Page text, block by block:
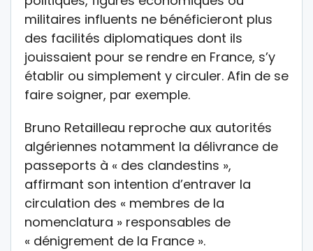
militaires influents ne bénéficieront plus
des facilités diplomatiques dont ils
jouissaient pour se rendre en France, s’y
établir ou simplement y circuler. Afin de se
faire soigner, par exemple.
Bruno Retailleau reproche aux autorités
algériennes notamment la délivrance de
passeports à « des clandestins »,
affirmant son intention d’entraver la
circulation des « membres de la
nomenclatura » responsables de
« dénigrement de la France ».